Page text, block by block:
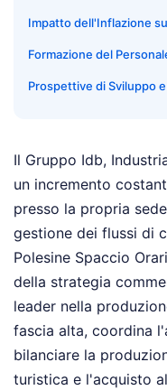
Impatto dell'Inflazione
Formazione del
Prospettive di Sviluppo
Il Gruppo Idb,
un incremento
presso la propria
gestione dei flussi di
Polesine Spaccio
della strategia
leader nella
fascia alta, coordina
bilanciare la
turistica e l'acquisto